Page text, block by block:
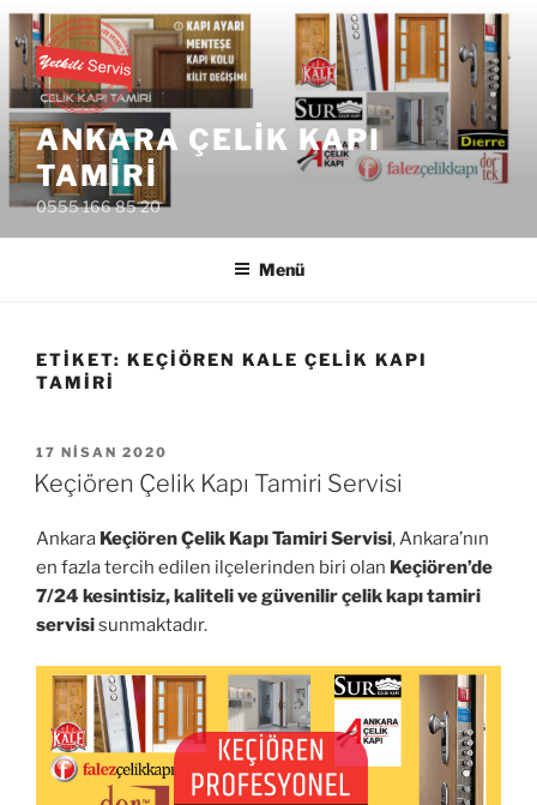
İçeriğe
geç
ANKARA ÇELIK KAPI
TAMIRI
0555 166 85 20
Menü
ETIKET: KEÇIÖREN KALE ÇELIK KAPI
TAMIRI
YAYIM
TARIHI
17 NISAN 2020
Keçiören Çelik Kapı Tamiri Servisi
Ankara Keçiören Çelik Kapı Tamiri Servisi, Ankara’nın
en fazla tercih edilen ilçelerinden biri olan Keçiören’de
7/24 kesintisiz, kaliteli ve güvenilir çelik kapı tamiri
servisisunmaktadır.